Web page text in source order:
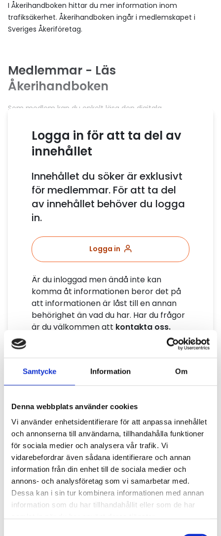
Samtycke Information Om
Denna webbplats använder cookies
Vi använder enhetsidentifierare för att anpassa innehållet
och annonserna till användarna, tillhandahålla funktioner
för sociala medier och analysera vår trafik. Vi
vidarebefordrar även sådana identifierare och annan
information från din enhet till de sociala medier och
annons- och analysföretag som vi samarbetar med.
Dessa kan i sin tur kombinera informationen med annan
information som du har tillhandahållit eller som de har
I Åkerihandboken hittar du mer information inom
trafiksäkerhet. Åkerihandboken ingår i medlemskapet i
Sveriges Åkeriföretag.
Medlemmar - Läs
Åkerihandboken
Som medlem kan du enkelt läsa den digitala
Logga in för att ta del av
innehållet
Innehållet du söker är exklusivt
för medlemmar. För att ta del
av innehållet behöver du logga
in.
Logga in
Är du inloggad men ändå inte kan
komma åt informationen beror det på
att informationen är låst till en annan
behörighet än vad du har. Har du frågor
är du välkommen att kontakta oss.
Fördjupad information
Åkerihandboken